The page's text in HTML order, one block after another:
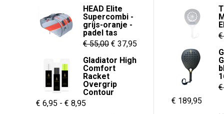
gekozen
worden
de
kan
worden
op
de
HEAD Elite
Supercombi -
grijs-oranje -
padel tas
€55,00 Oorspronkelijke
prijs
was:
€ 55,00.
€ 37,95
Gladiator High
Comfort
Racket
Overgrip
Contour
€ 6,95 - € 8,95
€
€
Oorspronkelijke
€ 189,95